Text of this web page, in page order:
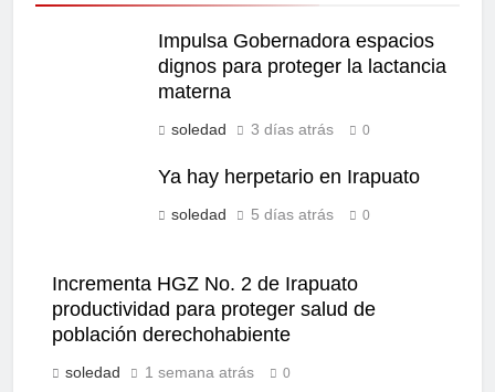
Impulsa Gobernadora espacios
dignos para proteger la lactancia
materna
soledad 3 días atrás 0
Ya hay herpetario en Irapuato
soledad 5 días atrás 0
Incrementa HGZ No. 2 de Irapuato
productividad para proteger salud de
población derechohabiente
soledad 1 semana atrás 0